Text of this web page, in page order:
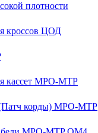
плотности
кроссов ЦОД
кассет MPO-MTP
корды) MPO-MTP